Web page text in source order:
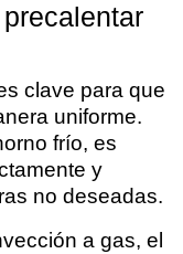
clave para que
uniforme.
frío, es
y
no deseadas.
a gas, el